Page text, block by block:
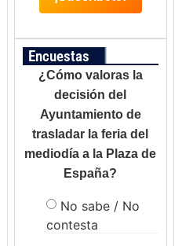
Encuestas
¿Cómo valoras la
decisión del
Ayuntamiento de
trasladar la feria del
mediodía a la Plaza de
España?
No sabe / No
contesta